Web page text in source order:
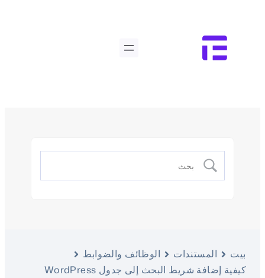
بيت المستندات
الوظائف والضوابط
كيفية إضافة شريط البحث إلى جدول WordPress